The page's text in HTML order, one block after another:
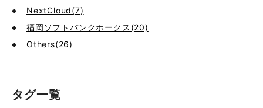
NextCloud(7)
福岡ソフトバンクホークス(20)
Others(26)
タグ一覧